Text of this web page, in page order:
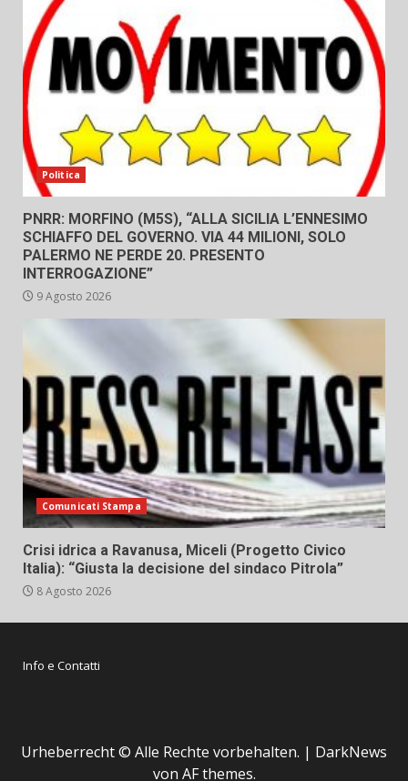
Politica
PNRR: MORFINO (M5S), “ALLA SICILIA L’ENNESIMO
SCHIAFFO DEL GOVERNO. VIA 44 MILIONI, SOLO
PALERMO NE PERDE 20. PRESENTO
INTERROGAZIONE”
9 Agosto 2026
Comunicati Stampa
Crisi idrica a Ravanusa, Miceli (Progetto Civico
Italia): “Giusta la decisione del sindaco Pitrola”
8 Agosto 2026
Info e Contatti
Urheberrecht © Alle Rechte vorbehalten. | DarkNews
von AF themes.